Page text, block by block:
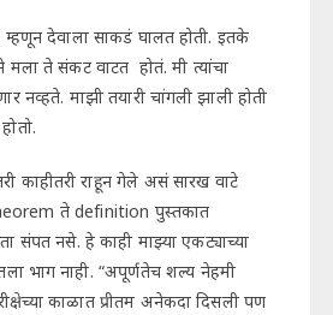
म्हणून देवाला साकडं घालत होती. इतके
मला ते संकट वाटत होतं. मी त्यांचा
नव्हते. माझी तयारी चांगली झाली होती
काहीतरी राहून गेले असं सारख वाटे
ते definition पुस्तकात
संपत नसे. हे काही माझ्या एकट्याच्या
भाग नाही. “अपूर्णतेच शल्य नेहमी
काळात प्रीतम अनेकदा दिसली पण